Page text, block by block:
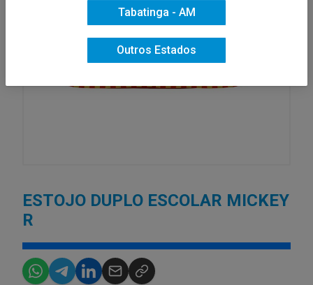
ESTOJO DUPLO ESCOLAR MICKEY
R
Tabatinga - AM
Outros Estados